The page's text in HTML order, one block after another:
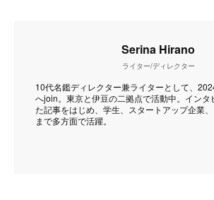
Serina Hirano
ライター/ディレクター
10代名鑑ディレクター兼ライターとして、
へjoin。東京と伊豆の二拠点で活動中。インタ
た記事をはじめ、学生、スタートアップ企業
まで多方面で活躍。